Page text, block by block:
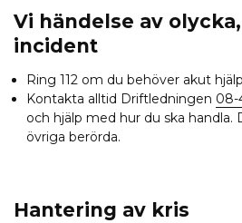
Vi händelse av
incident
Ring 112 om du behöver akut hjälp
Kontakta alltid Driftledningen 08-
och hjälp med hur du ska handla.
övriga berörda.
Hantering av kris